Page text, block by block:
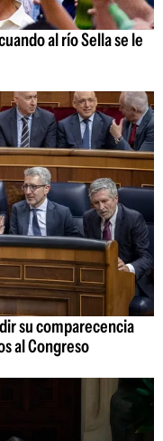
al río Sella se le
su comparecencia
al Congreso